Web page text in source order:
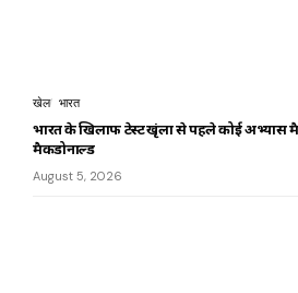
खेल भारत
भारत के खिलाफ टेस्ट श्रृंखला से पहले कोई अभ्यास
मैकडोनाल्ड
August 5, 2026